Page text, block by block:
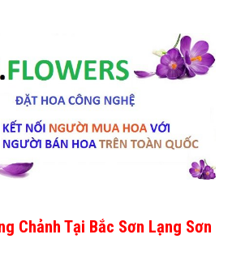
Chảnh Tại Bắc Sơn Lạng Sơn